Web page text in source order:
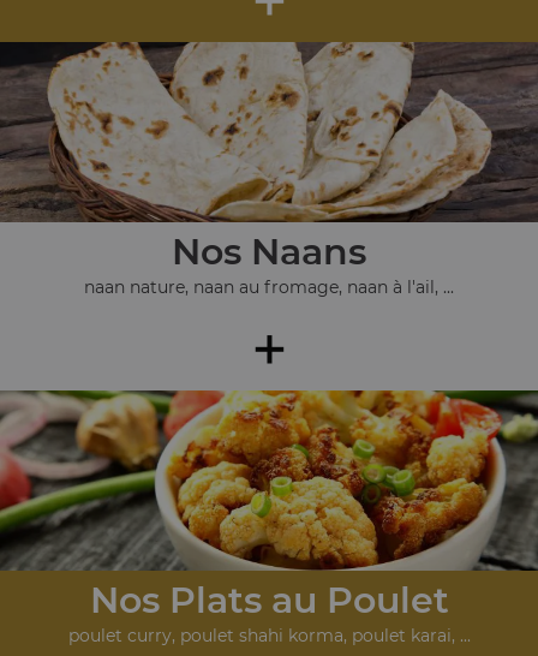
Nos Naans
naan nature, naan au fromage, naan à l'ail, ...
+
Nos Plats au Poulet
poulet curry, poulet shahi korma, poulet karai, ...